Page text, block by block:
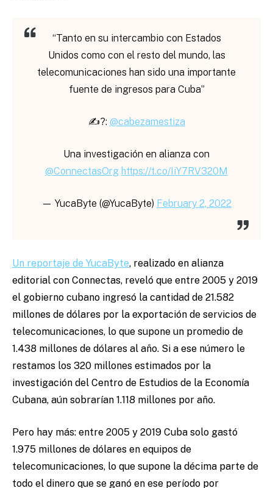
“Tanto en su intercambio con Estados
Unidos como con el resto del mundo, las
telecomunicaciones han sido una importante
fuente de ingresos para Cuba”
✍?: @cabezamestiza
Una investigación en alianza con
@ConnectasOrg https://t.co/IiY7RV320M
— YucaByte (@YucaByte) February 2, 2022
Un reportaje de YucaByte, realizado en alianza
editorial con Connectas, reveló que entre 2005 y 2019
el gobierno cubano ingresó la cantidad de 21.582
millones de dólares por la exportación de servicios de
telecomunicaciones, lo que supone un promedio de
1.438 millones de dólares al año. Si a ese número le
restamos los 320 millones estimados por la
investigación del Centro de Estudios de la Economía
Cubana, aún sobrarían 1.118 millones por año.
Pero hay más: entre 2005 y 2019 Cuba solo gastó
1.975 millones de dólares en equipos de
telecomunicaciones, lo que supone la décima parte de
todo el dinero que se ganó en ese período por